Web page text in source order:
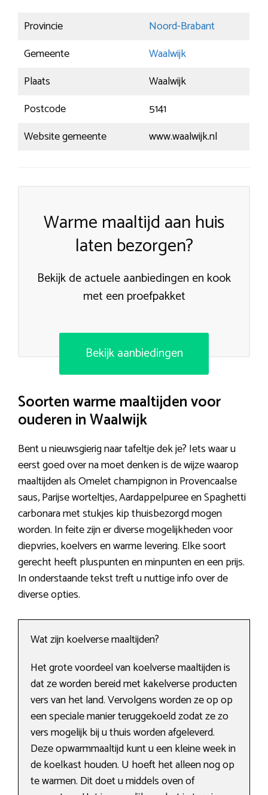
Provincie
Noord-Brabant
Gemeente
Waalwijk
Plaats
Waalwijk
Postcode
5141
Website gemeente
www.waalwijk.nl
Warme maaltijd aan huis
laten bezorgen?
Bekijk de actuele aanbiedingen en kook
met een proefpakket
Bekijk aanbiedingen
Soorten warme maaltijden voor
ouderen in Waalwijk
Bent u nieuwsgierig naar tafeltje dek je? Iets waar u
eerst goed over na moet denken is de wijze waarop
maaltijden als Omelet champignon in Provencaalse
saus, Parijse worteltjes, Aardappelpuree en Spaghetti
carbonara met stukjes kip thuisbezorgd mogen
worden. In feite zijn er diverse mogelijkheden voor
diepvries, koelvers en warme levering. Elke soort
gerecht heeft pluspunten en minpunten en een prijs.
In onderstaande tekst treft u nuttige info over de
diverse opties.
Wat zijn koelverse maaltijden?
Het grote voordeel van koelverse maaltijden is
dat ze worden bereid met kakelverse producten
vers van het land. Vervolgens worden ze op op
een speciale manier teruggekoeld zodat ze zo
vers mogelijk bij u thuis worden afgeleverd.
Deze opwarmmaaltijd kunt u een kleine week in
de koelkast houden. U hoeft het alleen nog op
te warmen. Dit doet u middels oven of